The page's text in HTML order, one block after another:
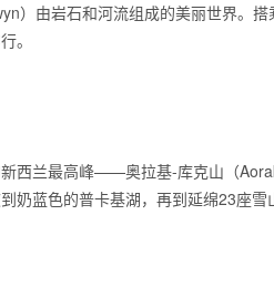
）由岩石和河流组成的美丽世界。
。
西兰最高峰——奥拉基-库克山（
奶蓝色的普卡基湖，再到延绵23座